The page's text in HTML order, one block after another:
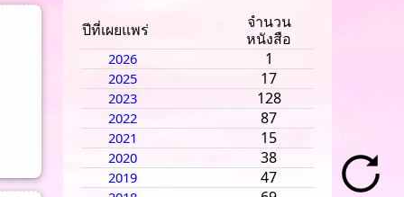
ปีที่เผยแพร่
จำนวน
หนังสือ
2026 1
2025 17
2023 128
2022 87
2021 15
2020 38
2019 47